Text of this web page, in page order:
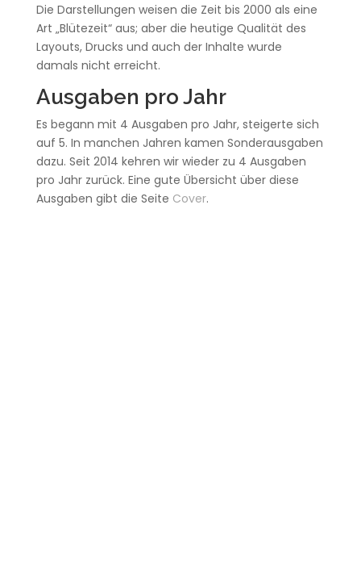
Die Darstellungen weisen die Zeit bis 2000 als eine
Art „Blütezeit“ aus; aber die heutige Qualität des
Layouts, Drucks und auch der Inhalte wurde
damals nicht erreicht.
Ausgaben pro Jahr
Es begann mit 4 Ausgaben pro Jahr, steigerte sich
auf 5. In manchen Jahren kamen Sonderausgaben
dazu. Seit 2014 kehren wir wieder zu 4 Ausgaben
pro Jahr zurück. Eine gute Übersicht über diese
Ausgaben gibt die Seite Cover.